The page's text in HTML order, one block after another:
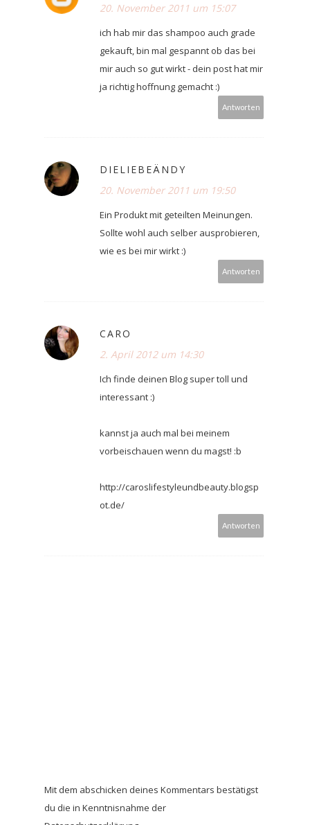
20. November 2011 um 15:07
ich hab mir das shampoo auch grade
gekauft, bin mal gespannt ob das bei
mir auch so gut wirkt - dein post hat mir
ja richtig hoffnung gemacht :)
Antworten
DIELIEBEÄNDY
20. November 2011 um 19:50
Ein Produkt mit geteilten Meinungen.
Sollte wohl auch selber ausprobieren,
wie es bei mir wirkt :)
Antworten
CARO
2. April 2012 um 14:30
Ich finde deinen Blog super toll und
interessant :)
kannst ja auch mal bei meinem
vorbeischauen wenn du magst! :b
http://caroslifestyleundbeauty.blogsp
ot.de/
Antworten
Mit dem abschicken deines Kommentars bestätigst
du die in Kenntnisnahme der